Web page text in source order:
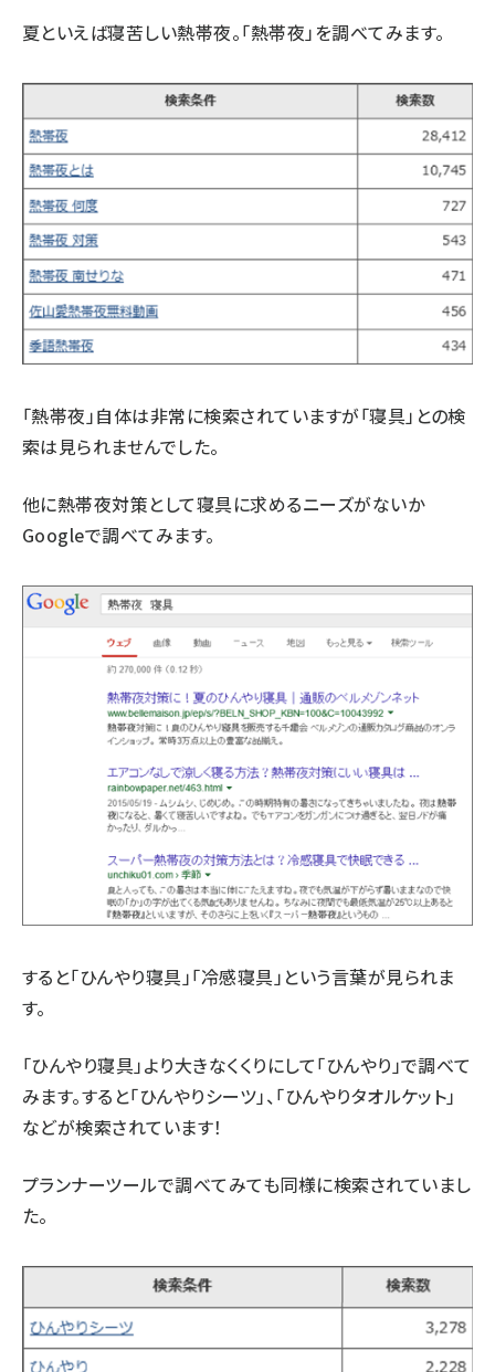
夏といえば寝苦しい熱帯夜。「熱帯夜」を調べてみます。
「熱帯夜」自体は非常に検索されていますが「寝具」との検
索は見られませんでした。
他に熱帯夜対策として寝具に求めるニーズがないか
Googleで調べてみます。
すると「ひんやり寝具」「冷感寝具」という言葉が見られま
す。
「ひんやり寝具」より大きなくくりにして「ひんやり」で調べて
みます。すると「ひんやりシーツ」、「ひんやりタオルケット」
などが検索されています！
プランナーツールで調べてみても同様に検索されていまし
た。